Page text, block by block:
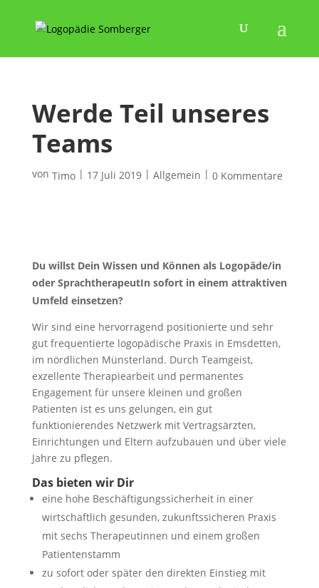
Werde Teil unseres
Teams
von Timo| 17 Juli 2019| Allgemein | 0 Kommentare
Du willst Dein Wissen und Können als Logopäde/in
oder SprachtherapeutIn sofort in einem attraktiven
Umfeld einsetzen?
Wir sind eine hervorragend positionierte und sehr
gut frequentierte logopädische Praxis in Emsdetten,
im nördlichen Münsterland. Durch Teamgeist,
exzellente Therapiearbeit und permanentes
Engagement für unsere kleinen und großen
Patienten ist es uns gelungen, ein gut
funktionierendes Netzwerk mit Vertragsärzten,
Einrichtungen und Eltern aufzubauen und über viele
Jahre zu pflegen.
Das bieten wir Dir
eine hohe Beschäftigungssicherheit in einer
wirtschaftlich gesunden, zukunftssicheren Praxis
mit sechs Therapeutinnen und einem großen
Patientenstamm
zu sofort oder später den direkten Einstieg mit